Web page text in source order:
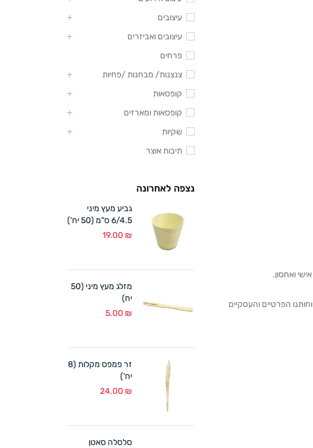
ואחסון.
מטרים, וממנו אנו משרתים את לקוחותנו הפרטיים והעסקיים
עיצובים
עיצובים ואביזרים
פרחים
צנצנות/ מבחנות /פחיות
קופסאות
קופסאות ומארזים
שקיות
תיבות אוצר
נצפה לאחרונה
גביע מעץ מיני
6/4.5 ס"מ (50 יח')
19.00 ₪
מזלג מעץ מיני (50
יח)
5.00 ₪
זר פמפס מקלות (8
יח')
24.00 ₪
סלסלה סאטן